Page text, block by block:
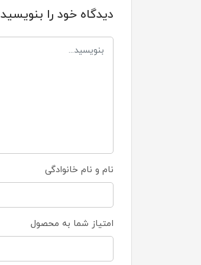
دیدگاه خود را بنویسید
نام و نام خانوادگی
امتیاز شما به محصول